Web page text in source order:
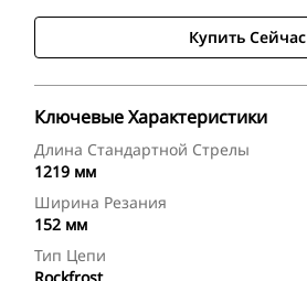
Купить Сейчас
Ключевые Характеристики
Длина Стандартной Стрелы
1219 мм
Ширина Резания
152 мм
Тип Цепи